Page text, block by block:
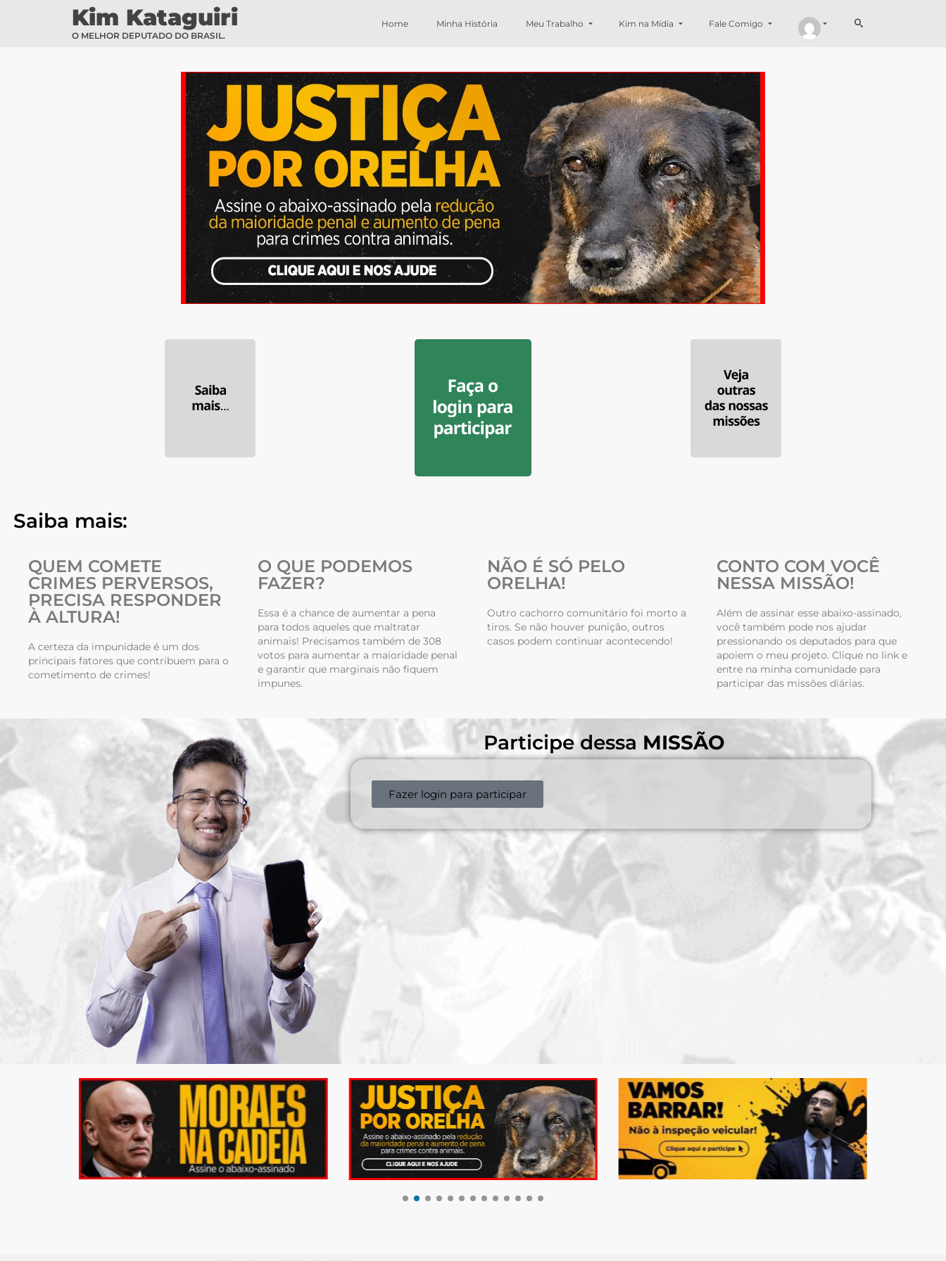
Kim Kataguiri
O MELHOR DEPUTADO DO BRASIL.
Home Minha História Meu Trabalho Kim na Mídia Fale Comigo
Saiba mais:
QUEM COMETE
CRIMES PERVERSOS,
PRECISA RESPONDER
À ALTURA!
A certeza da impunidade é um dos
principais fatores que contribuem para o
cometimento de crimes!
O QUE PODEMOS
FAZER?
Essa é a chance de aumentar a pena
para todos aqueles que maltratar
animais! Precisamos também de 308
votos para aumentar a maioridade penal
e garantir que marginais não fiquem
impunes.
NÃO É SÓ PELO
ORELHA!
Outro cachorro comunitário foi morto a
tiros. Se não houver punição, outros
casos podem continuar acontecendo!
CONTO COM VOCÊ
NESSA MISSÃO!
Além de assinar esse abaixo-assinado,
você também pode nos ajudar
pressionando os deputados para que
apoiem o meu projeto. Clique no link e
entre na minha comunidade para
participar das missões diárias.
Participe dessa MISSÃO
Fazer login para participar